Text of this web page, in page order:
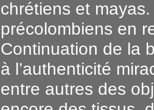
chrétiens et
précolombiens en
Continuation de la
à l’authenticité
entre autres des